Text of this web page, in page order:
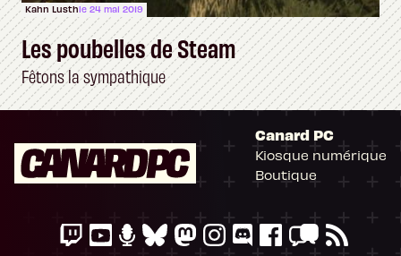
Kahn Lusthle 24 mai 2019
Les poubelles de Steam
Fêtons la sympathique
Canard PC
Kiosque numérique
Boutique